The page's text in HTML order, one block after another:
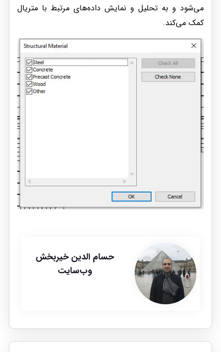
می‌شود و به تحلیل و نمایش داده‌های مرتبط با متریال
کمک می‌کند.
حسام الدین خیربخش
وب‌سایت